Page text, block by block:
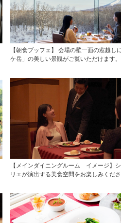
【朝食ブッフェ】 会場の壁一面の窓越し
ケ岳」の美しい景観がご覧いただけます。
【メインダイニングルーム イメージ】
リエが演出する美食空間をお楽しみくださ